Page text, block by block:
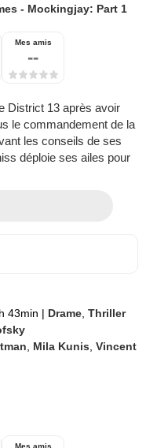
- Mockingjay: Part 1
Mes amis
--
District 13 après avoir
le commandement de la
les conseils de ses
déploie ses ailes pour
43min | Drame ,Thriller
Mila Kunis ,Vincent
Mes amis